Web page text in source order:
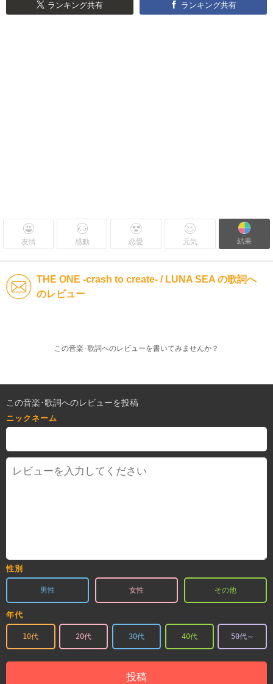
ランキング共有 ランキング共有
友情 感動 恋愛 元気 結果
THE ONE -crash to create- / LUNA SEA の歌詞へ
のレビュー
この音楽･歌詞へのレビューを書いてみませんか？
この音楽･歌詞へのレビューを投稿
ニックネーム
性別
男性 女性 その他
年代
10代 20代 30代 40代 50代～
投稿